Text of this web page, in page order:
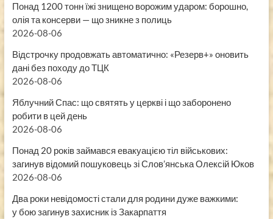
Понад 1200 тонн їжі знищено ворожим ударом: борошно,
олія та консерви — що зникне з полиць
2026-08-06
Відстрочку продовжать автоматично: «Резерв+» оновить
дані без походу до ТЦК
2026-08-06
Яблучний Спас: що святять у церкві і що заборонено
робити в цей день
2026-08-06
Понад 20 років займався евакуацією тіл військових:
загинув відомий пошуковець зі Слов’янська Олексій Юков
2026-08-06
Два роки невідомості стали для родини дуже важкими:
у бою загинув захисник із Закарпаття